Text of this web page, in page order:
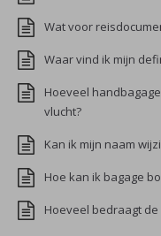
Wat voor
Waar vind ik mijn
Hoeveel
vlucht?
Kan ik mijn naam
Hoe kan ik bagage
Hoeveel bedraagt